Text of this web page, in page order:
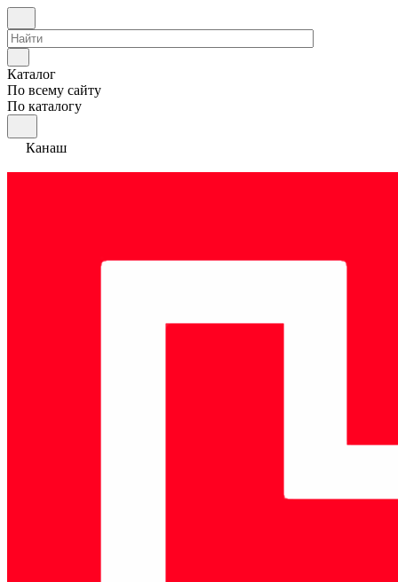
Каталог
По всему сайту
По каталогу
Канаш